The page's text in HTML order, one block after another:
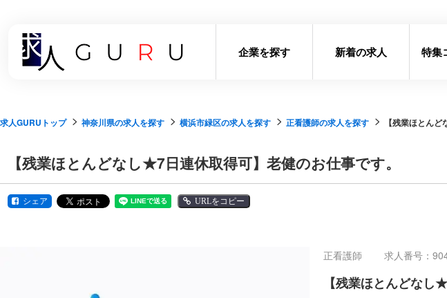
企業を探す 新着の求人 特集
求人GURUトップ 神奈川県の求人を探す 横浜市緑区の求人を探す 正看護師の求人を探す 【残業ほとん
【残業ほとんどなし★7日連休取得可】老健のお仕事です。
シェア URLをコピー
正看護師 求人番号：
【残業ほとんどなし